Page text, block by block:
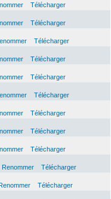
Télécharger
Télécharger
Télécharger
Télécharger
Télécharger
Télécharger
Télécharger
Télécharger
Télécharger
Renommer
Télécharger
Télécharger